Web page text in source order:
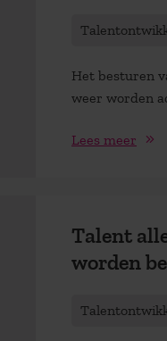
Het besturen
weer worden
Lees meer
Talent
worden